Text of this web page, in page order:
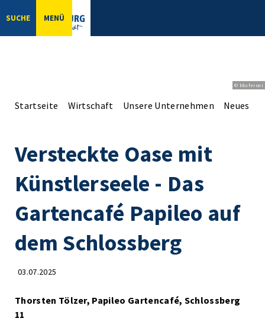
SUCHE MENÜ
© bbsferrari
Startseite Wirtschaft Unsere Unternehmen Neues
Versteckte Oase mit
Künstlerseele - Das
Gartencafé Papileo auf
dem Schlossberg
03.07.2025
Thorsten Tölzer, Papileo Gartencafé, Schlossberg
11